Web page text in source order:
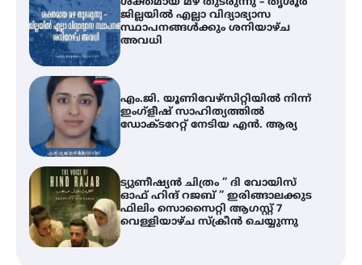
എം.ജി. യൂണിവേഴ്‌സിറ്റിയിൽ നിന്ന്
ഇംഗ്ളീഷ് സാഹിത്യത്തിൽ
ഡോക്ടറേറ്റ് നേടിയ എൻ. ആര്യ
ട്യുണീഷ്യൻ ചിത്രം ” ദി വോയിസ്
ഓഫ് ഹിന്ദ് റജബ് ” ഇരിങ്ങാലക്കുട
ഫിലിം സൊസൈറ്റി ആഗസ്റ്റ് 7
വെള്ളിയാഴ്ച സ്‌ക്രീൻ ചെയ്യുന്നു
തിരനോട്ടം ‘അരങ്ങ് 2026’ ഉണർന്നു